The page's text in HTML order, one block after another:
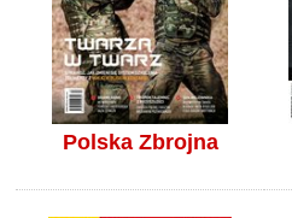
Polska Zbrojna